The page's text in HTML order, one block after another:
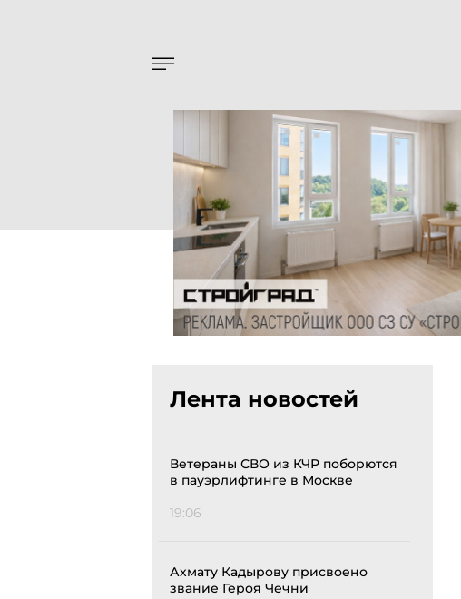
Лента новостей
Ветераны СВО из КЧР поборются
в пауэрлифтинге в Москве
19:06
Ахмату Кадырову присвоено
звание Героя Чечни